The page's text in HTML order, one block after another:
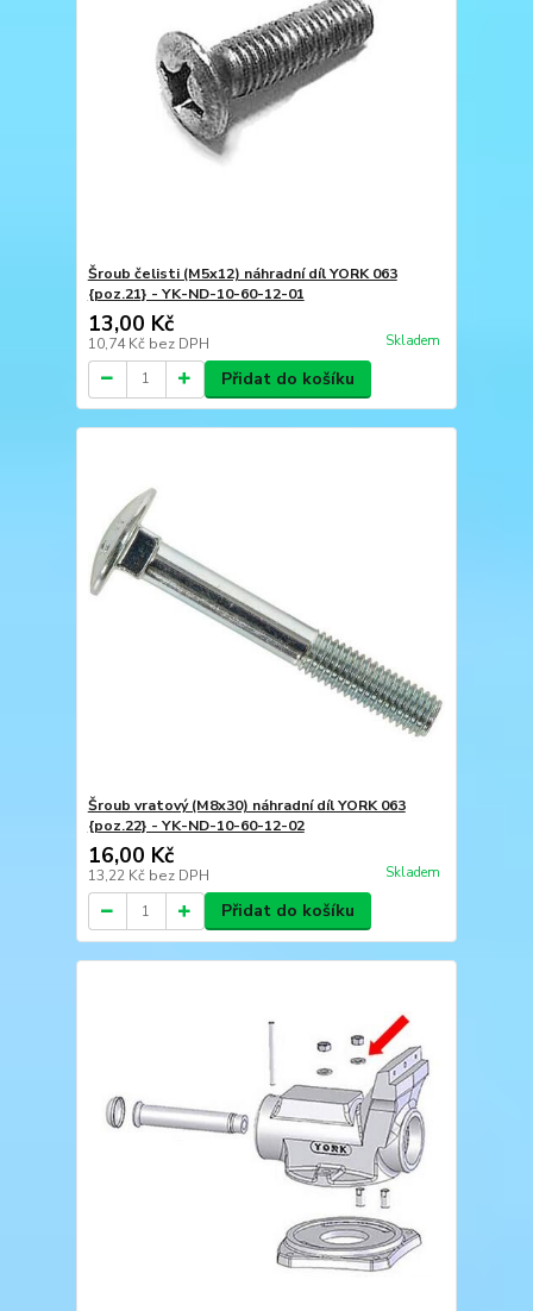
Šroub čelisti (M5x12) náhradní díl YORK 063
{poz.21} - YK-ND-10-60-12-01
13,00 Kč
10,74 Kč bez DPH Skladem
Přidat do košíku
Šroub vratový (M8x30) náhradní díl YORK 063
{poz.22} - YK-ND-10-60-12-02
16,00 Kč
13,22 Kč bez DPH Skladem
Přidat do košíku